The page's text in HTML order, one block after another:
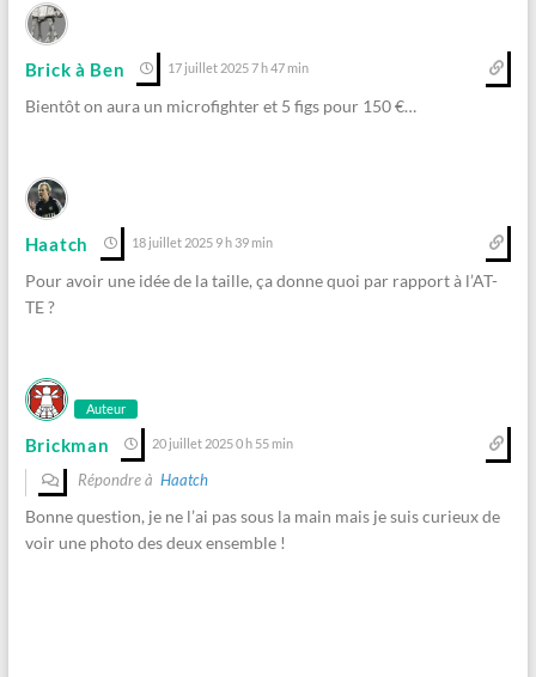
Brick à Ben 17 juillet 2025 7 h 47 min
Bientôt on aura un microfighter et 5 figs pour 150 €…
Haatch 18 juillet 2025 9 h 39 min
Pour avoir une idée de la taille, ça donne quoi par rapport à l’AT-
TE ?
Auteur
Brickman 20 juillet 2025 0 h 55 min
Répondre à Haatch
Bonne question, je ne l’ai pas sous la main mais je suis curieux de
voir une photo des deux ensemble !